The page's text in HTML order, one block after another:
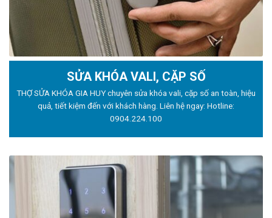
SỬA KHÓA VALI, CẶP SỐ
THỢ SỬA KHÓA GIA HUY chuyên sửa khóa vali, cặp số an toàn, hiệu
quả, tiết kiệm đến với khách hàng. Liên hệ ngay: Hotline:
0904.224.100